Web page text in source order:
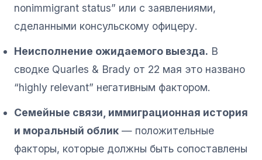
nonimmigrant status” или с заявлениями,
сделанными консульскому офицеру.
Неисполнение ожидаемого выезда. В
сводке Quarles & Brady от 22 мая это названо
“highly relevant” негативным фактором.
Семейные связи, иммиграционная история
и моральный облик — положительные
факторы, которые должны быть сопоставлены